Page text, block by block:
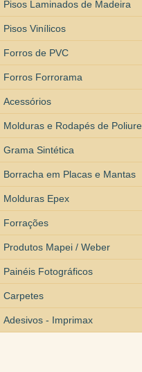
Pisos Laminados de Madeira
Pisos Vinílicos
Forros de PVC
Forros Forrorama
Acessórios
Molduras e Rodapés de
Grama Sintética
Borracha em Placas e Mantas
Molduras Epex
Forrações
Produtos Mapei / Weber
Painéis Fotográficos
Carpetes
Adesivos - Imprimax